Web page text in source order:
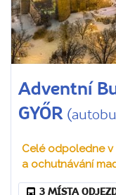
Adventní
GYŐR
Celé odpoledne v
a ochutnávání
3 MÍSTA